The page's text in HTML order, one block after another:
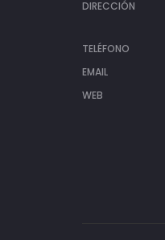
DIRECCIÓN
TELÉFONO
EMAIL
WEB